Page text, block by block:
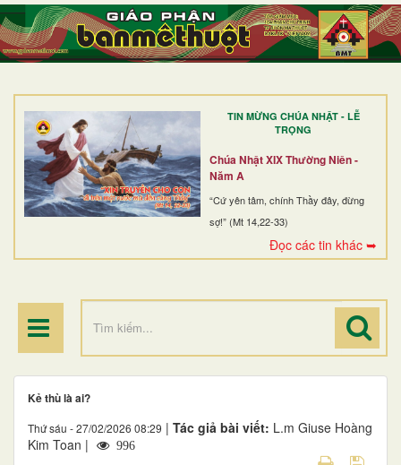
TIN MỪNG CHÚA NHẬT - LỄ
TRỌNG
Chúa Nhật XIX Thường Niên -
Năm A
“Cứ yên tâm, chính Thầy đây, đừng
sợ!” (Mt 14,22-33)
Đọc các tin khác ➥
TRANG NHẤT
GIỚI THIỆU
DÒNG TU
BAN MỤC VỤ
ĐOÀN THỂ CG
ĐIỂM HÀNH HƯƠNG
Kẻ thù là ai?
Thứ sáu - 27/02/2026 08:29 | Tác giả bài viết: L.m Giuse Hoàng
Kim Toan |
996